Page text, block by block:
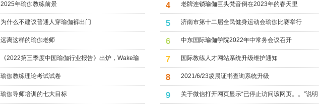
2025年瑜伽教练前景
为什么不建议普通人穿瑜伽裤出门
远离这样的瑜伽老师
《2022第三季度中国瑜伽行业报告》出炉，Wake瑜
伽开启2022北京线上瑜伽生活节
瑜伽教练理论考试试卷
瑜伽导师培训的七大目标
4 老牌连锁瑜伽巨头梵音倒在2023年的春天里
5 济南市第十二届全民健身运动会瑜伽比赛举行
6 中东国际瑜伽学院2022年中常务会议召开
7 国际教练人才网站系统升级维护通知
8 2021/6/23凌晨证书查询系统升级
9 关于微信打开网页显示“已停止访问该网页。。”说明